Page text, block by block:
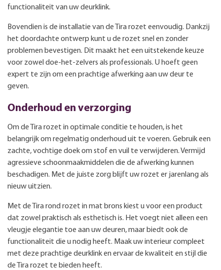
functionaliteit van uw deurklink.
Bovendien is de installatie van de Tira rozet eenvoudig. Dankzij
het doordachte ontwerp kunt u de rozet snel en zonder
problemen bevestigen. Dit maakt het een uitstekende keuze
voor zowel doe-het-zelvers als professionals. U hoeft geen
expert te zijn om een prachtige afwerking aan uw deur te
geven.
Onderhoud en verzorging
Om de Tira rozet in optimale conditie te houden, is het
belangrijk om regelmatig onderhoud uit te voeren. Gebruik een
zachte, vochtige doek om stof en vuil te verwijderen. Vermijd
agressieve schoonmaakmiddelen die de afwerking kunnen
beschadigen. Met de juiste zorg blijft uw rozet er jarenlang als
nieuw uitzien.
Met de Tira rond rozet in mat brons kiest u voor een product
dat zowel praktisch als esthetisch is. Het voegt niet alleen een
vleugje elegantie toe aan uw deuren, maar biedt ook de
functionaliteit die u nodig heeft. Maak uw interieur compleet
met deze prachtige deurklink en ervaar de kwaliteit en stijl die
de Tira rozet te bieden heeft.